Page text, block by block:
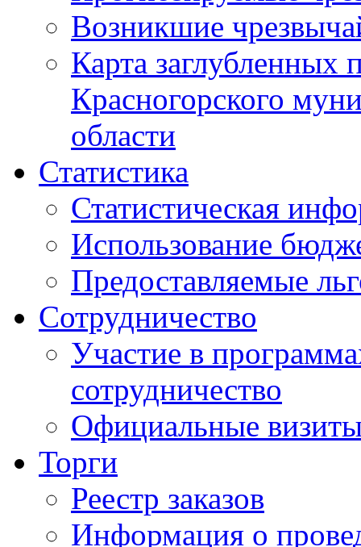
Возникшие
Карта
Красногорского
области
Статистика
Статистическая
Использование
Предоставляемые
Сотрудничество
Участие в
сотрудничество
Официальные
Торги
Реестр заказов
Информация о